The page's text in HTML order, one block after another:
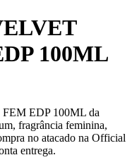
100ML
EDP 100ML da
fragrância feminina,
no atacado na Official
entrega.